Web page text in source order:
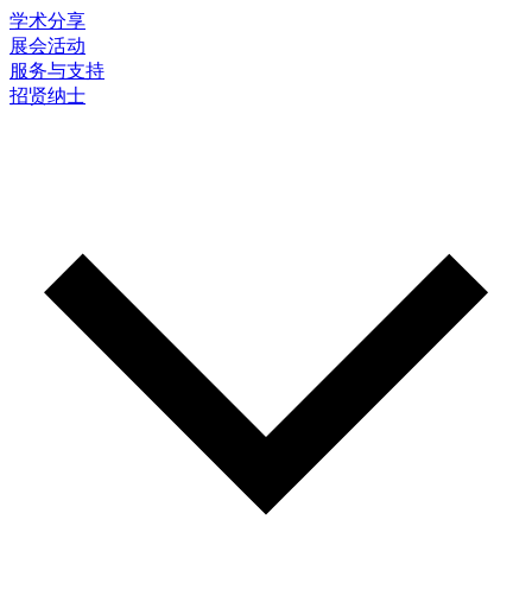
学术分享
展会活动
服务与支持
招贤纳士